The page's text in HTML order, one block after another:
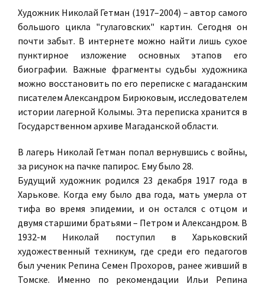
Художник Николай Гетман (1917–2004) – автор самого
большого цикла "гулаговских" картин. Сегодня он
почти забыт. В интернете можно найти лишь сухое
пунктирное изложение основных этапов его
биографии. Важные фрагменты судьбы художника
можно восстановить по его переписке с магаданским
писателем Александром Бирюковым, исследователем
истории лагерной Колымы. Эта переписка хранится в
Государственном архиве Магаданской области.
В лагерь Николай Гетман попал вернувшись с войны,
за рисунок на пачке папирос. Ему было 28.
Будущий художник родился 23 декабря 1917 года в
Харькове. Когда ему было два года, мать умерла от
тифа во время эпидемии, и он остался с отцом и
двумя старшими братьями – Петром и Александром. В
1932-м Николай поступил в Харьковский
художественный техникум, где среди его педагогов
был ученик Репина Семен Прохоров, ранее живший в
Томске. Именно по рекомендации Ильи Репина